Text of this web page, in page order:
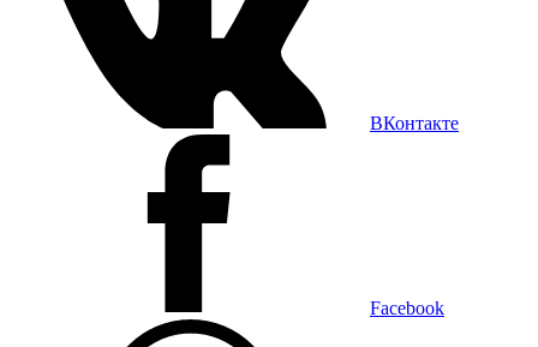
ВКонтакте
Facebook